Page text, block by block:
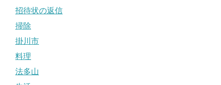
招待状の返信
掃除
掛川市
料理
法多山